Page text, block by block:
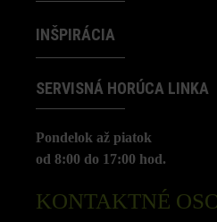
INŠPIRÁCIA
SERVISNÁ HORÚCA LINKA
Pondelok až piatok
od 8:00 do 17:00 hod.
KONTAKTNÉ